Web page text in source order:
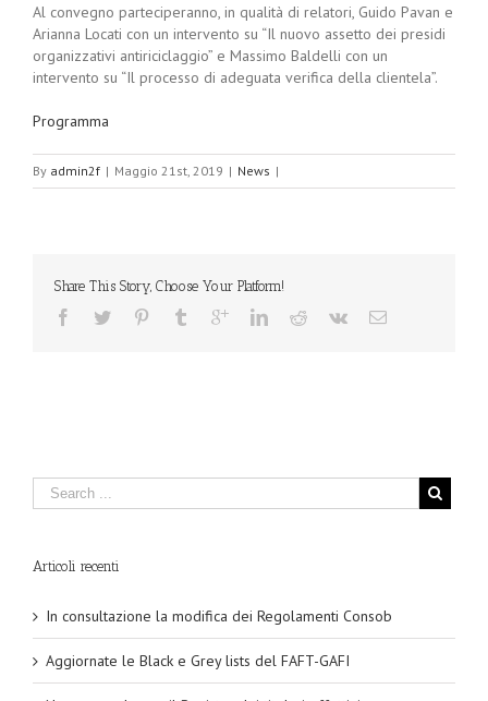
Al convegno parteciperanno, in qualità di relatori, Guido Pavan e
Arianna Locati con un intervento su “Il nuovo assetto dei presidi
organizzativi antiriciclaggio” e Massimo Baldelli con un
intervento su “Il processo di adeguata verifica della clientela”.
Programma
By admin2f | Maggio 21st, 2019 | News |
Share This Story, Choose Your Platform!
Articoli recenti
In consultazione la modifica dei Regolamenti Consob
Aggiornate le Black e Grey lists del FAFT-GAFI